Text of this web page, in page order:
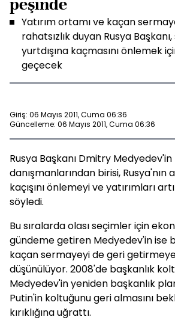
peşinde
Yatırım ortamı ve kaçan
rahatsızlık duyan Rusya
yurtdışına kaçmasını önlemek
geçecek
Giriş: 06 Mayıs 2011, Cuma 06:36
Güncelleme: 06 Mayıs 2011, Cuma 06:36
Rusya Başkanı Dmitry
danışmanlarından birisi,
kaçışını önlemeyi ve yatırımları
söyledi.
Bu sıralarda olası seçimler için
gündeme getiren Medyedev'in ise
kaçan sermayeyi de geri getirmeye
düşünülüyor. 2008'de başkanlık
Medyedev'in yeniden başkanlık
Putin'in koltuğunu geri almasını
kırıklığına uğrattı.